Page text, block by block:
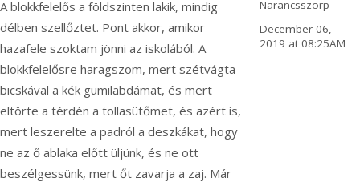
A blokkfelelős a földszinten lakik, mindig
délben szellőztet. Pont akkor, amikor
hazafele szoktam jönni az iskolából. A
blokkfelelősre haragszom, mert szétvágta
bicskával a kék gumilabdámat, és mert
eltörte a térdén a tollasütőmet, és azért is,
mert leszerelte a padról a deszkákat, hogy
ne az ő ablaka előtt üljünk, és ne ott
beszélgessünk, mert őt zavarja a zaj. Már
Narancsszörp
December 06,
2019 at 08:25AM